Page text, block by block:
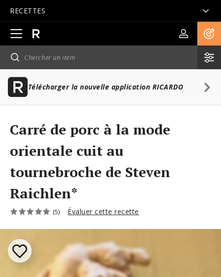
RECETTES
Ouvrir
la
navigation
principale
Télécharger la nouvelle application RICARDO
Carré de porc à la mode
orientale cuit au
tournebroche de Steven
Raichlen*
(5) Évaluer cette recette